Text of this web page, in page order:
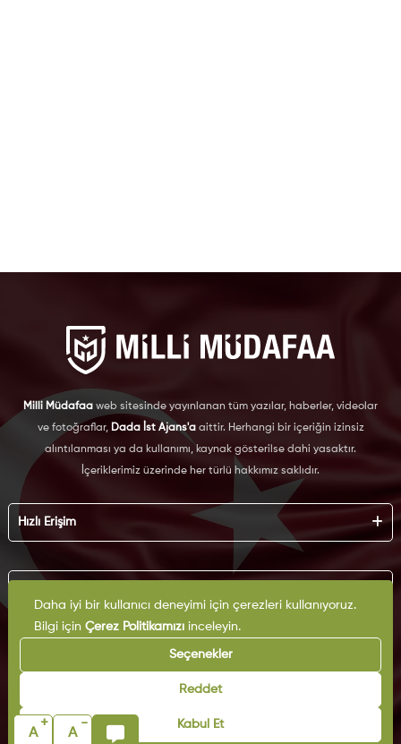
A
+
A
-
Milli Müdafaa web sitesinde yayınlanan tüm yazılar, haberler, videolar
ve fotoğraflar, Dada İst Ajans'aaittir. Herhangi bir içeriğin izinsiz
alıntılanması ya da kullanımı, kaynak gösterilse dahi yasaktır.
İçeriklerimiz üzerinde her türlü hakkımız saklıdır.
Hızlı Erişim
Künye
Reklam
İş Birliği
Arşiv
İletişim
KVKK
Çerez Politikası
Gizlilik Politikası
Kullanım Şartları
Daha iyi bir kullanıcı deneyimi için çerezleri kullanıyoruz.
Bilgi için Çerez Politikamızıinceleyin.
Seçenekler
Reddet
Kabul Et